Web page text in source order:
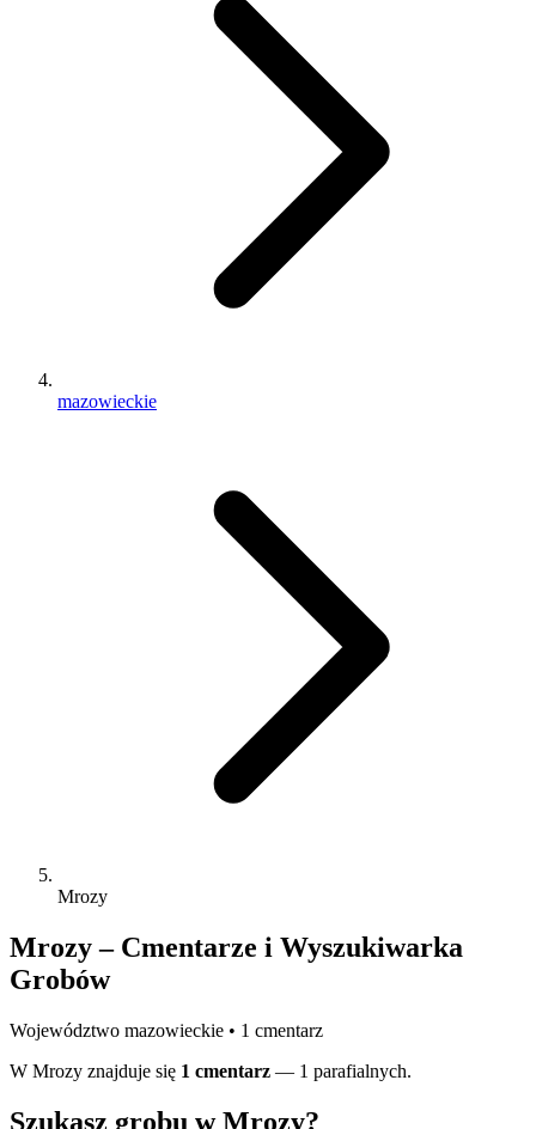
mazowieckie
Mrozy
Mrozy – Cmentarze i Wyszukiwarka
Grobów
Województwo mazowieckie • 1 cmentarz
W Mrozy znajduje się 1 cmentarz — 1 parafialnych.
Szukasz grobu w Mrozy?